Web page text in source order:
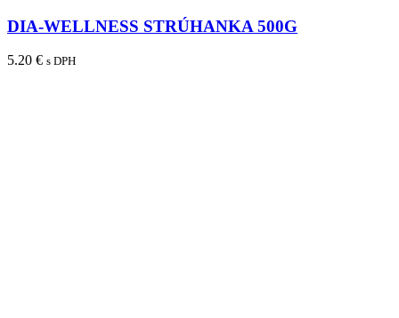
DIA-WELLNESS STRÚHANKA 500G
5.20 € s DPH